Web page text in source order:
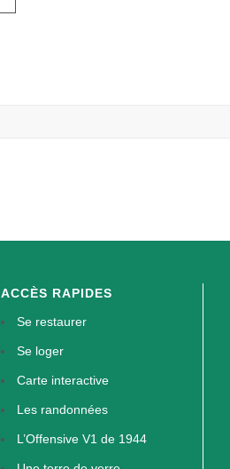
ACCÈS RAPIDES
Se restaurer
Se loger
Carte interactive
Les randonnées
L’Offensive V1 de 1944